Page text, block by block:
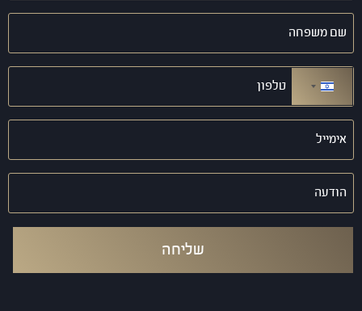
שם
משפחה
טלפון
(חובה)
ישראל +972
אימייל
(חובה)
הודעה